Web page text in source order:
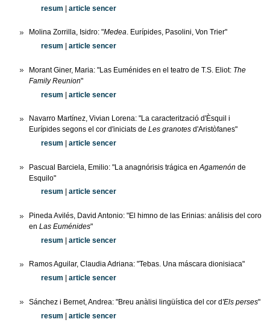
resum
article sencer
Molina Zorrilla, Isidro: "Medea. Eurípides, Pasolini, Von Trier"
resum
article sencer
Morant Giner, Maria: "Las Euménides en el teatro de T.S. Eliot: The
Family Reunion"
resum | article sencer
Navarro Martínez, Vivian Lorena: "La caracterització d'Èsquil i
Eurípides segons el cor d'iniciats de Les granotesd'Aristòfanes"
resum
article sencer
Pascual Barciela, Emilio: "La anagnórisis trágica en Agamenón de
Esquilo"
resum
article sencer
Pineda Avilés, David Antonio: "El himno de las Erinias: análisis del coro
en Las Euménides"
resum | article sencer
Ramos Aguilar, Claudia Adriana: "Tebas. Una máscara dionisiaca"
resum
article sencer
Sánchez i Bernet, Andrea: "Breu anàlisi lingüística del cor d'Els perses"
resum | article sencer